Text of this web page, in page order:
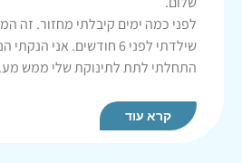
לפני כמה ימים קיבלתי מחזור. זה
שילדתי לפני 6 חודשים.
התחלתי לתת לתינוקת שלי ממש
קרא עוד